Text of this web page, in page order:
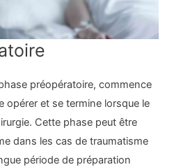
préopératoire, commence
opérer et se termine lorsque le
Cette phase peut être
dans les cas de traumatisme
période de préparation